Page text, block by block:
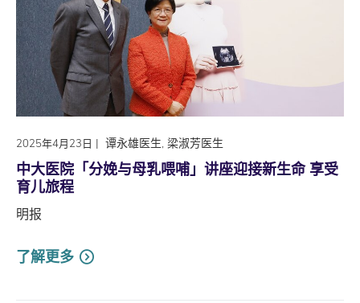
2025年4月23日 | 谭永雄医生, 梁淑芳医生
中大医院「分娩与母乳喂哺」讲座迎接新生命 享受
育儿旅程
明报
了解更多